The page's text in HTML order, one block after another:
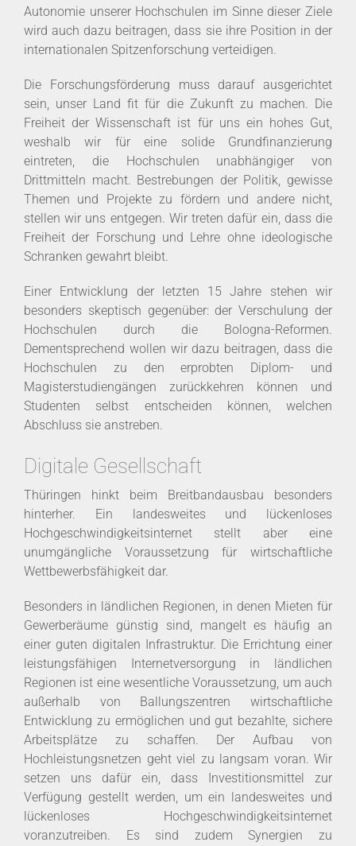
Autonomie unserer Hochschulen im Sinne dieser Ziele
wird auch dazu beitragen, dass sie ihre Position in der
internationalen Spitzenforschung verteidigen.
Die Forschungsförderung muss darauf ausgerichtet
sein, unser Land fit für die Zukunft zu machen. Die
Freiheit der Wissenschaft ist für uns ein hohes Gut,
weshalb wir für eine solide Grundfinanzierung
eintreten, die Hochschulen unabhängiger von
Drittmitteln macht. Bestrebungen der Politik, gewisse
Themen und Projekte zu fördern und andere nicht,
stellen wir uns entgegen. Wir treten dafür ein, dass die
Freiheit der Forschung und Lehre ohne ideologische
Schranken gewahrt bleibt.
Einer Entwicklung der letzten 15 Jahre stehen wir
besonders skeptisch gegenüber: der Verschulung der
Hochschulen durch die Bologna-Reformen.
Dementsprechend wollen wir dazu beitragen, dass die
Hochschulen zu den erprobten Diplom- und
Magisterstudiengängen zurückkehren können und
Studenten selbst entscheiden können, welchen
Abschluss sie anstreben.
Digitale Gesellschaft
Thüringen hinkt beim Breitbandausbau besonders
hinterher. Ein landesweites und lückenloses
Hochgeschwindigkeitsinternet stellt aber eine
unumgängliche Voraussetzung für wirtschaftliche
Wettbewerbsfähigkeit dar.
Besonders in ländlichen Regionen, in denen Mieten für
Gewerberäume günstig sind, mangelt es häufig an
einer guten digitalen Infrastruktur. Die Errichtung einer
leistungsfähigen Internetversorgung in ländlichen
Regionen ist eine wesentliche Voraussetzung, um auch
außerhalb von Ballungszentren wirtschaftliche
Entwicklung zu ermöglichen und gut bezahlte, sichere
Arbeitsplätze zu schaffen. Der Aufbau von
Hochleistungsnetzen geht viel zu langsam voran. Wir
setzen uns dafür ein, dass Investitionsmittel zur
Verfügung gestellt werden, um ein landesweites und
lückenloses Hochgeschwindigkeitsinternet
voranzutreiben. Es sind zudem Synergien zu